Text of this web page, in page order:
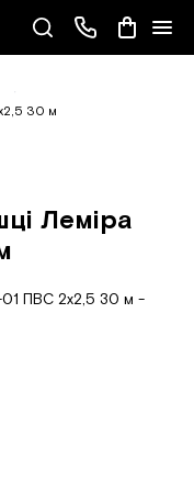
30 м
Леміра